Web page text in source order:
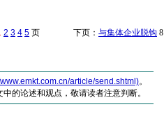
2 3 4 5 页 下页： 与集体企业脱钩 8
article/send.shtml)。
的论述和观点，敬请读者注意判断。